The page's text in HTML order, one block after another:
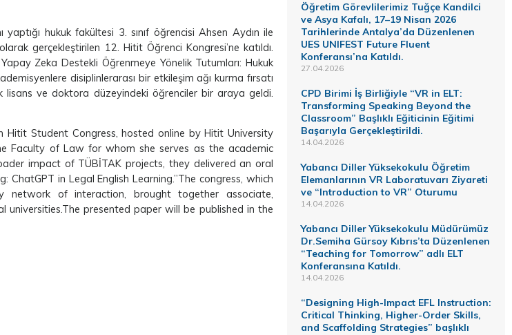
hukuk fakültesi 3. sınıf öğrencisi Ahsen Aydın ile
gerçekleştirilen 12. Hitit Öğrenci Kongresi’ne katıldı.
Zeka Destekli Öğrenmeye Yönelik Tutumları: Hukuk
disiplinlerarası bir etkileşim ağı kurma fırsatı
lisans ve doktora düzeyindeki öğrenciler bir araya geldi.
Student Congress, hosted online by Hitit University
Faculty of Law for whom she serves as the academic
impact of TÜBİTAK projects, they delivered an oral
in Legal English Learning.”The congress, which
of interaction, brought together associate,
presented paper will be published in the
Öğretim Görevlilerimiz Tuğçe Kandilci
ve Asya Kafalı, 17–19 Nisan 2026
Tarihlerinde Antalya’da Düzenlenen
UES UNIFEST Future Fluent
Konferansı’na Katıldı.
27.04.2026
CPD Birimi İş Birliğiyle “VR in ELT:
Transforming Speaking Beyond the
Classroom” Başlıklı Eğiticinin Eğitimi
Başarıyla Gerçekleştirildi.
14.04.2026
Yabancı Diller Yüksekokulu Öğretim
Elemanlarının VR Laboratuvarı Ziyareti
ve “Introduction to VR” Oturumu
14.04.2026
Yabancı Diller Yüksekokulu Müdürümüz
Dr.Semiha Gürsoy Kıbrıs’ta Düzenlenen
“Teaching for Tomorrow” adlı ELT
Konferansına Katıldı.
14.04.2026
“Designing High-Impact EFL Instruction:
Critical Thinking, Higher-Order Skills,
and Scaffolding Strategies” başlıklı